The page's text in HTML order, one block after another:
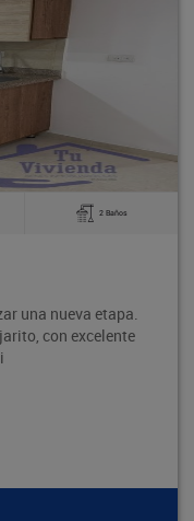
Arriendo
60 m2
Excelente
tradicional Barrio